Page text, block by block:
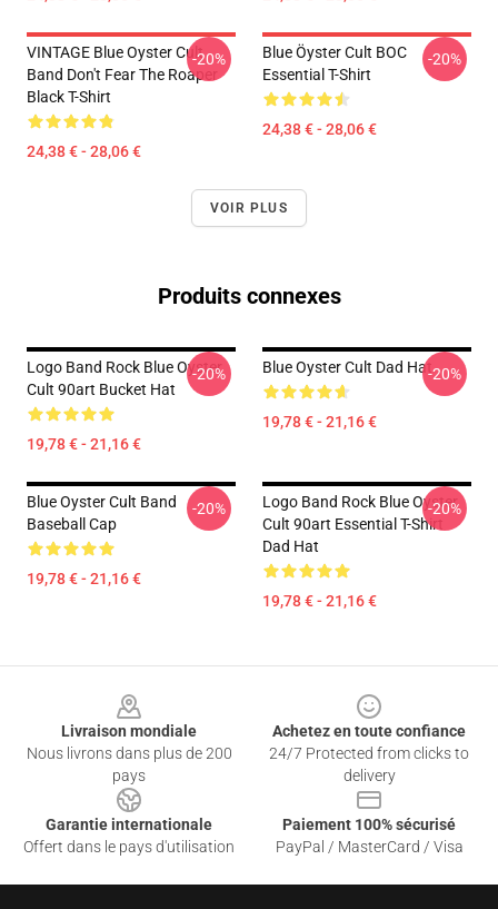
VINTAGE Blue Oyster Cult
Band Don't Fear The Roaper
Black T-Shirt
24,38 € - 28,06 €
-20%
Blue Öyster Cult BOC
Essential T-Shirt
24,38 € - 28,06 €
-20%
VOIR PLUS
Produits connexes
Logo Band Rock Blue Oyster
Cult 90art Bucket Hat
19,78 € - 21,16 €
-20% Blue Oyster Cult Dad Hat
19,78 € - 21,16 €
-20%
Blue Oyster Cult Band
Baseball Cap
19,78 € - 21,16 €
-20%
Logo Band Rock Blue Oyster
Cult 90art Essential T-Shirt
Dad Hat
19,78 € - 21,16 €
-20%
Livraison mondiale
Nous livrons dans plus de 200
pays
Achetez en toute confiance
24/7 Protected from clicks to
delivery
Garantie internationale
Offert dans le pays d'utilisation
Paiement 100% sécurisé
PayPal / MasterCard / Visa